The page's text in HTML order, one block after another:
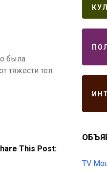
была
тяжести тел
This Post:
TV